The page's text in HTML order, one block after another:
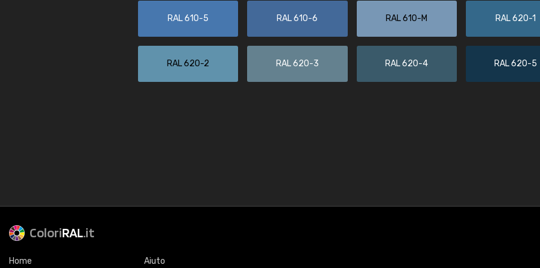
RAL 610-5 RAL 610-6 RAL 610-M RAL 620-1
RAL 620-2 RAL 620-3 RAL 620-4 RAL 620-5
ColoriRAL.it
Home Aiuto